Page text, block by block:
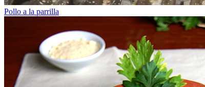
Pollo a la parrilla